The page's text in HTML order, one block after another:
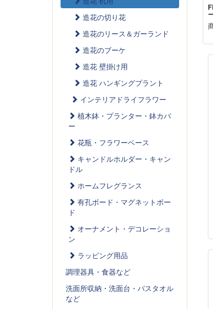
造花の切り花
造花のリース＆ガーランド
造花のブーケ
造花 壁掛け用
造花 ハンギングプラント
インテリアドライフラワー
植木鉢・プランター・鉢カバ
ー
花瓶・フラワーベース
キャンドルホルダー・キャン
ドル
ホームフレグランス
有孔ボード・マグネットボー
ド
オーナメント・デコレーショ
ン
ラッピング用品
調理器具・食器など
洗面所収納・洗面台・バスタオル
など